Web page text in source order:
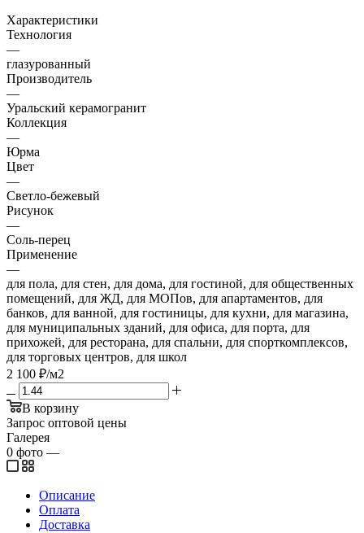
Характеристики
Технология
—
глазурованный
Производитель
—
Уральский керамогранит
Коллекция
—
Юрма
Цвет
—
Светло-бежевый
Рисунок
—
Соль-перец
Применение
—
для пола, для стен, для дома, для гостиной, для общественных
помещений, для ЖД, для МОПов, для апартаментов, для
банков, для ванной, для гостиницы, для кухни, для магазина,
для муниципальных зданий, для офиса, для порта, для
прихожей, для ресторана, для спальни, для спорткомплексов,
для торговых центров, для школ
2 100 ₽/м2
В корзину
Запрос оптовой цены
Галерея
0 фото —
Описание
Оплата
Доставка